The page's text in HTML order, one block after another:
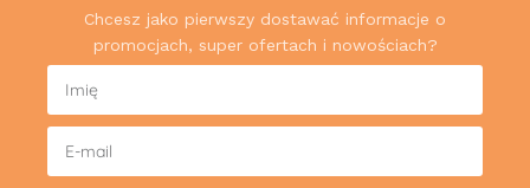
Chcesz jako pierwszy dostawać informacje o
promocjach, super ofertach i nowościach?